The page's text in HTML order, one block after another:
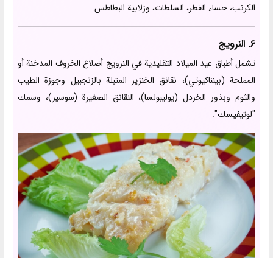
الكرنب، حساء الفطر، السلطات، وزلابية البطاطس.
6. النرويج
تشمل أطباق عيد الميلاد التقليدية في النرويج أضلاع الخروف المدخنة أو
المملحة (بينناكيوتي)، نقانق الخنزير المتبلة بالزنجبيل وجوزة الطيب
والثوم وبذور الخردل (يوليبولسا)، النقانق الصغيرة (سوسير)، وسمك
"لوتيفيسك".